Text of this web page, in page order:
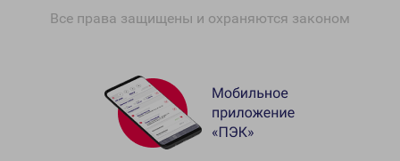
Все права защищены и охраняются законом